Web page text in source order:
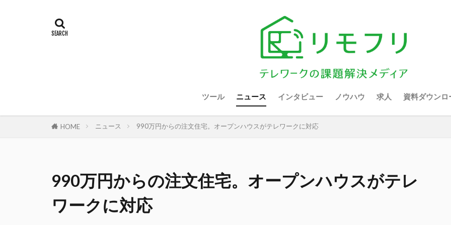
ツール ニュース インタビュー ノウハウ 求人 資料ダウンロ
HOME ニュース 990万円からの注文住宅。オープンハウスがテレワークに対応
990万円からの注文住宅。オープンハウスがテレ
ワークに対応